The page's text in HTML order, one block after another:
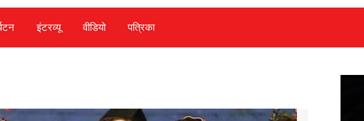
इंटरव्‍यू वीडियो पत्रिका